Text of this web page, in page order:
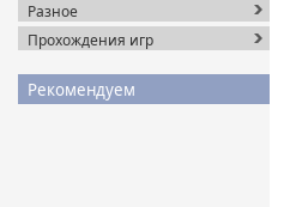
Разное
Прохождения игр
Рекомендуем